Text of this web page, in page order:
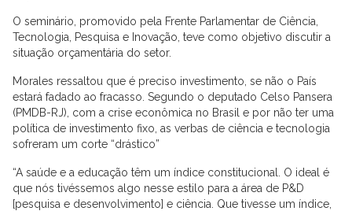
O seminário, promovido pela Frente Parlamentar de Ciência,
Tecnologia, Pesquisa e Inovação, teve como objetivo discutir a
situação orçamentária do setor.
Morales ressaltou que é preciso investimento, se não o País
estará fadado ao fracasso. Segundo o deputado Celso Pansera
(PMDB-RJ), com a crise econômica no Brasil e por não ter uma
política de investimento fixo, as verbas de ciência e tecnologia
sofreram um corte “drástico”
“A saúde e a educação têm um índice constitucional. O ideal é
que nós tivéssemos algo nesse estilo para a área de P&D
[pesquisa e desenvolvimento] e ciência. Que tivesse um índice,